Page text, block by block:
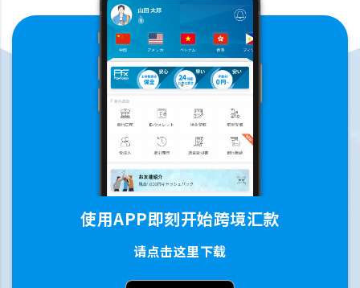
使用APP即刻开始跨境汇款
请点击这里下载